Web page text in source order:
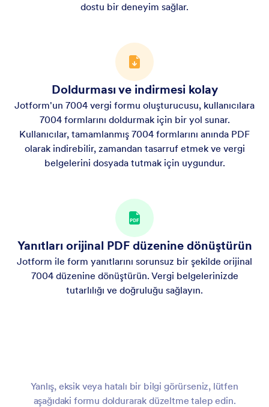
dostu bir deneyim sağlar.
Doldurması ve indirmesi kolay
Jotform'un 7004 vergi formu oluşturucusu, kullanıcılara
7004 formlarını doldurmak için bir yol sunar.
Kullanıcılar, tamamlanmış 7004 formlarını anında PDF
olarak indirebilir, zamandan tasarruf etmek ve vergi
belgelerini dosyada tutmak için uygundur.
Yanıtları orijinal PDF düzenine dönüştürün
Jotform ile form yanıtlarını sorunsuz bir şekilde orijinal
7004 düzenine dönüştürün. Vergi belgelerinizde
tutarlılığı ve doğruluğu sağlayın.
Yanlış, eksik veya hatalı bir bilgi görürseniz, lütfen
aşağıdaki formu doldurarak düzeltme talep edin.